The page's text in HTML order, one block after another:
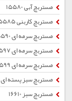
مستربچ آبی 15580
مستربچ کاربنی 15585
مستربچ سرمه ای 15590
مستربچ سرمه ای 15597
مستربچ سرمه ای 15599
مستربچ سبز پسته ای 16800
مستربچ سبز 16610